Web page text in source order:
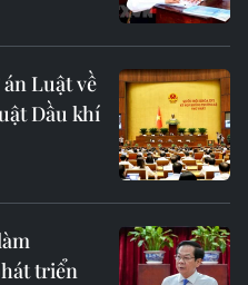
Luật về
Dầu khí
triển